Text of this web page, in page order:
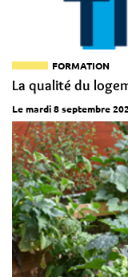
FORMATION
La qualité du
Le mardi 8 septembre